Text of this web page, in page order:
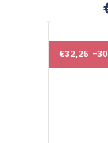
€32,25